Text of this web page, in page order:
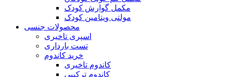
مکمل گوارش کودک
مولتی ویتامین کودک
محصولات جنسی
اسپری تاخیری
تست بارداری
خرید کاندوم
کاندوم تاخیری
کاندوم ترکیبی